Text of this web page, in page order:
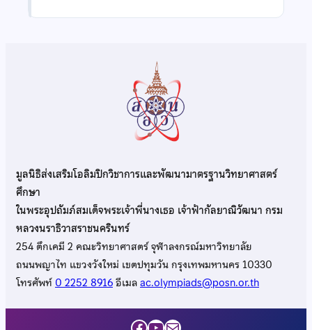
มูลนิธิส่งเสริมโอลิมปิกวิชาการและพัฒนามาตรฐานวิทยาศาสตร์
ศึกษา
ในพระอุปถัมภ์สมเด็จพระเจ้าพี่นางเธอ เจ้าฟ้ากัลยาณิวัฒนา กรม
หลวงนราธิวาสราชนครินทร์
254 ตึกเคมี 2 คณะวิทยาศาสตร์ จุฬาลงกรณ์มหาวิทยาลัย
ถนนพญาไท แขวงวังใหม่ เขตปทุมวัน กรุงเทพมหานคร 10330
โทรศัพท์0 2252 8916อีเมลac.olympiads@posn.or.th